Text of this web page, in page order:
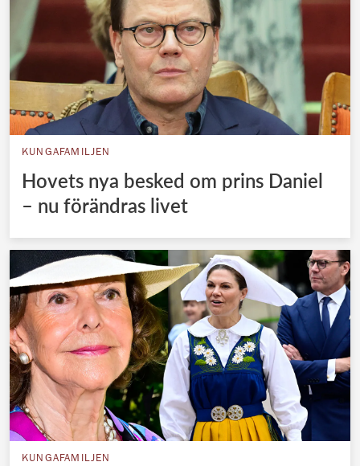
KUNGAFAMILJEN
Hovets nya besked om prins Daniel
– nu förändras livet
KUNGAFAMILJEN